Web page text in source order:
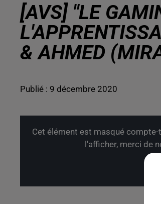
[AVS] "LE
& AHMED
Publié : 9 décembre 2020
Cet élément est masqué
l'afficher, merci de